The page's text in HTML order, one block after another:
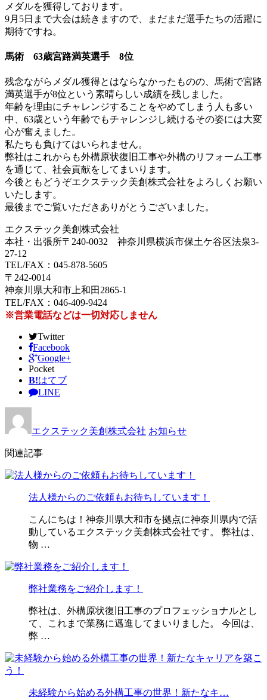
メダルを獲得しております。
9月5日まで大会は続きますので、まだまだ選手たちの活躍に
期待ですね。
馬術 63歳宮路満英選手 8位
残念ながらメダル獲得とはならなかったものの、馬術で宮路
満英選手が8位という素晴らしい成績を残しました。
年齢を理由にチャレンジすることをやめてしまう人も多い
中、63歳という年齢でもチャレンジし続けるその姿には大変
心が奮えました。
私たちも負けてはいられません。
弊社はこれからも外構原状復旧工事や外構のリフォーム工事
を通じて、社会貢献をしてまいります。
今後ともどうぞエクステック美創株式会社をよろしくお願い
いたします。
最後までご覧いただきありがとうございました。
エクステック美創株式会社
本社・出張所〒240-0032 神奈川県横浜市保土ケ谷区法泉3-
27-12
TEL/FAX：045-878-5605
〒242-0014
神奈川県大和市上和田2865-1
TEL/FAX：046-409-9424
※営業電話などは一切対応しません
Twitter
Facebook
Google+
Pocket
B!はてブ
LINE
エクステック美創株式会社 お知らせ
関連記事
法人様からのご依頼もお待ちしています！
こんにちは！神奈川県大和市を拠点に神奈川県内で活
動しているエクステック美創株式会社です。 弊社は、
物 …
弊社業務をご紹介します！
弊社は、外構原状復旧工事のプロフェッショナルとし
て、これまで業務に邁進してまいりました。 今回は、
弊 …
未経験から始める外構工事の世界！新たなキ…